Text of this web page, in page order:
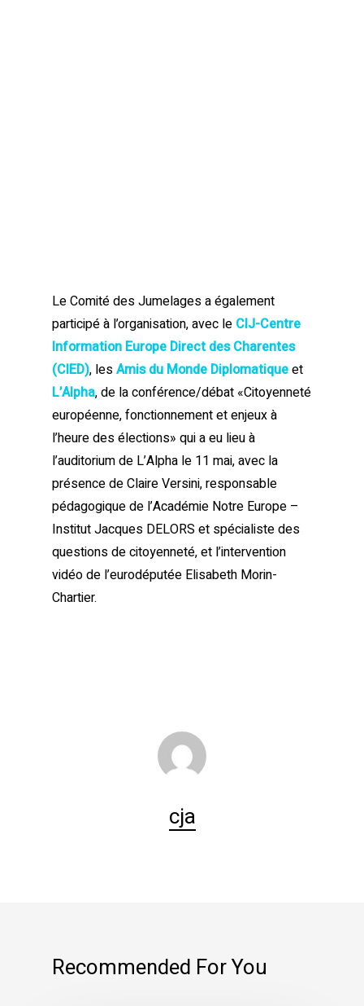
Le Comité des Jumelages a également
participé à l’organisation, avec le CIJ-Centre
Information Europe Direct des Charentes
(CIED), lesAmis du Monde Diplomatiqueet
L’Alpha, de la conférence/débat «Citoyenneté
européenne, fonctionnement et enjeux à
l’heure des élections» qui a eu lieu à
l’auditorium de L’Alpha le 11 mai, avec la
présence de Claire Versini, responsable
pédagogique de l’Académie Notre Europe –
Institut Jacques DELORS et spécialiste des
questions de citoyenneté, et l’intervention
vidéo de l’eurodéputée Elisabeth Morin-
Chartier.
cja
Recommended For You